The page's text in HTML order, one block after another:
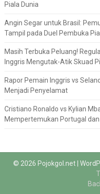
Piala Dunia
Angin Segar untuk Brasil:
Tampil pada Duel Pembuka
Masih Terbuka Peluang!
Inggris Mengutak-Atik Skuad
Rapor Pemain Inggris vs
Menjadi Penyelamat
Cristiano Ronaldo vs Kylian
Mempertemukan Portugal
© 2026 Pojokgol.net |